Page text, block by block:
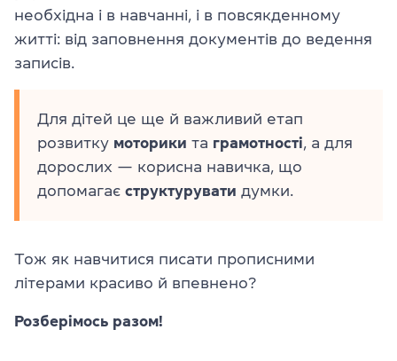
необхідна і в навчанні, і в повсякденному
житті: від заповнення документів до ведення
записів.
Для дітей це ще й важливий етап
розвитку моторики та грамотності , а для
дорослих — корисна навичка, що
допомагає структурувати думки.
Тож як навчитися писати прописними
літерами красиво й впевнено?
Розберімось разом!